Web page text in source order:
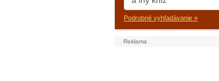
Podrobné vyhľadávanie »